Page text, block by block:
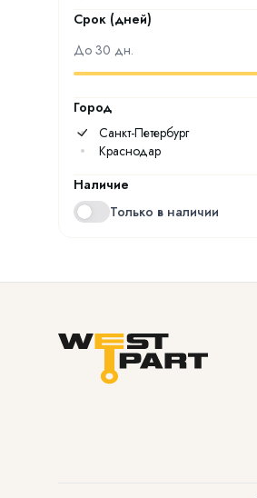
Срок (дней)
До 30 дн.
Город
Санкт-Петербург
Краснодар
Наличие
Только в наличии